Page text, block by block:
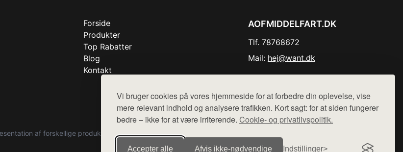
Vi bruger cookies på vores hjemmeside for at forbedre din oplevelse, vise
mere relevant indhold og analysere trafikken. Kort sagt: for at siden fungerer
bedre – ikke for at være irriterende. Cookie- og privatlivspolitik.
Accepter alle Afvis ikke‑nødvendige Indstillinger
Forside
Produkter
Top Rabatter
Blog
Kontakt
AOFMIDDELFART.DK
Tlf. 78768672
Mail: hej@want.dk
af forskellige produkter fra diverse webshops. Der sælges ikke varer fra denne side - vi henviser til de shops,